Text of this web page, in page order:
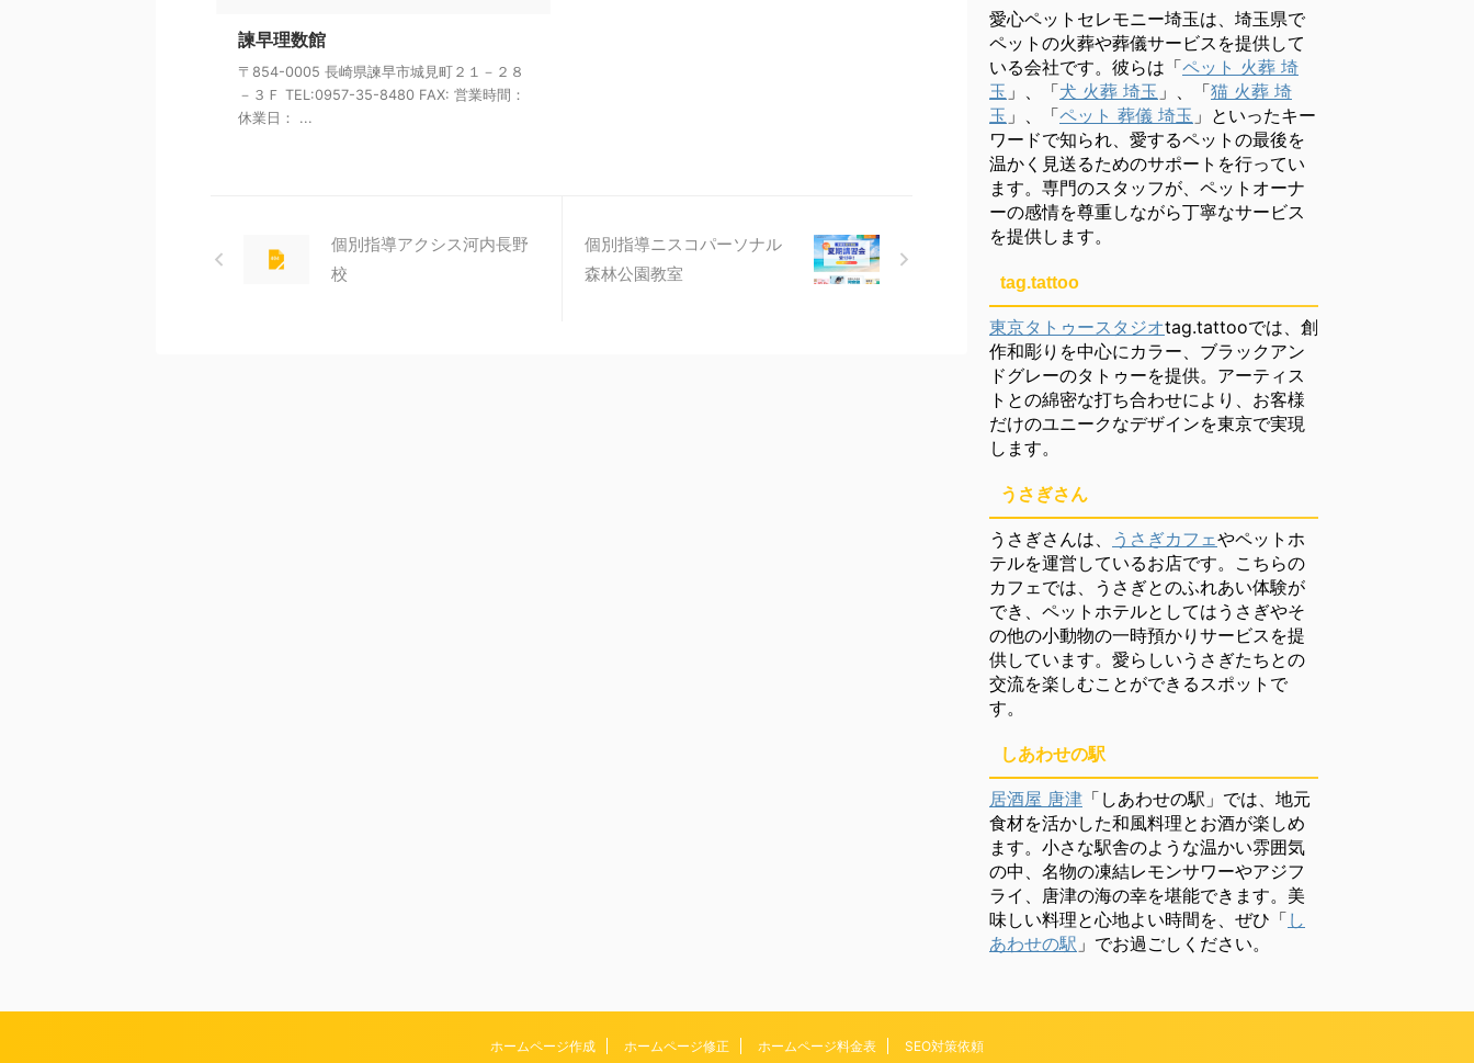
諫早理数館
〒854-0005 長崎県諫早市城見町２１－２８
－３Ｆ TEL:0957-35-8480 FAX: 営業時間：
休業日： ...
個別指導アクシス河内長野
校
個別指導ニスコパーソナル
森林公園教室
愛心ペットセレモニー埼玉は、埼玉県で
ペットの火葬や葬儀サービスを提供して
いる会社です。彼らは「ペット 火葬 埼
玉 」、「犬 火葬 埼玉 」、「猫 火葬 埼
玉 」、「ペット 葬儀 埼玉 」といったキー
ワードで知られ、愛するペットの最後を
温かく見送るためのサポートを行ってい
ます。専門のスタッフが、ペットオーナ
ーの感情を尊重しながら丁寧なサービス
を提供します。
tag.tattoo
東京タトゥースタジオtag.tattooでは、創
作和彫りを中心にカラー、ブラックアン
ドグレーのタトゥーを提供。アーティス
トとの綿密な打ち合わせにより、お客様
だけのユニークなデザインを東京で実現
します。
うさぎさん
うさぎさんは、 うさぎカフェやペットホ
テルを運営しているお店です。こちらの
カフェでは、うさぎとのふれあい体験が
でき、ペットホテルとしてはうさぎやそ
の他の小動物の一時預かりサービスを提
供しています。愛らしいうさぎたちとの
交流を楽しむことができるスポットで
す。
しあわせの駅
居酒屋 唐津 「しあわせの駅」では、地元
食材を活かした和風料理とお酒が楽しめ
ます。小さな駅舎のような温かい雰囲気
の中、名物の凍結レモンサワーやアジフ
ライ、唐津の海の幸を堪能できます。美
味しい料理と心地よい時間を、ぜひ「 し
あわせの駅 」でお過ごしください。
ホームページ作成 ホームページ修正 ホームページ料金表 SEO対策依頼